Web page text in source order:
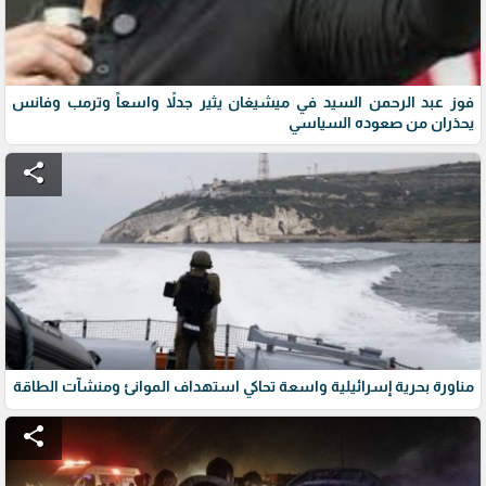
فوز عبد الرحمن السيد في ميشيغان يثير جدلاً واسعاً وترمب وفانس
يحذران من صعوده السياسي
share
مناورة بحرية إسرائيلية واسعة تحاكي استهداف الموانئ ومنشآت الطاقة
share